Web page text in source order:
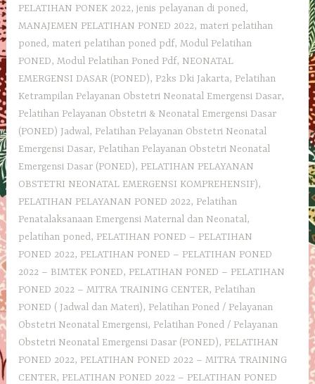
PELATIHAN PONEK 2022,jenis pelayanan di poned,
MANAJEMEN PELATIHAN PONED 2022, materi pelatihan
poned, materi pelatihan poned pdf,Modul Pelatihan
PONED,Modul Pelatihan Poned Pdf, NEONATAL
EMERGENSI DASAR (PONED), P2ks Dki Jakarta, Pelatihan
Ketrampilan Pelayanan Obstetri Neonatal Emergensi Dasar,
Pelatihan Pelayanan Obstetri & Neonatal Emergensi Dasar
(PONED) Jadwal, Pelatihan Pelayanan Obstetri Neonatal
Emergensi Dasar, Pelatihan Pelayanan Obstetri Neonatal
Emergensi Dasar (PONED), PELATIHAN PELAYANAN
OBSTETRI NEONATAL EMERGENSI KOMPREHENSIF),
PELATIHAN PELAYANAN PONED 2022, Pelatihan
Penatalaksanaan Emergensi Maternal dan Neonatal,
pelatihan poned, PELATIHAN PONED – PELATIHAN
PONED 2022, PELATIHAN PONED – PELATIHAN PONED
2022 – BIMTEK PONED, PELATIHAN PONED – PELATIHAN
PONED 2022 – MITRA TRAINING CENTER, Pelatihan
PONED ( Jadwal dan Materi), Pelatihan Poned / Pelayanan
Obstetri Neonatal Emergensi, Pelatihan Poned / Pelayanan
Obstetri Neonatal Emergensi Dasar (PONED), PELATIHAN
PONED 2022, PELATIHAN PONED 2022 – MITRA TRAINING
CENTER, PELATIHAN PONED 2022 – PELATIHAN PONED